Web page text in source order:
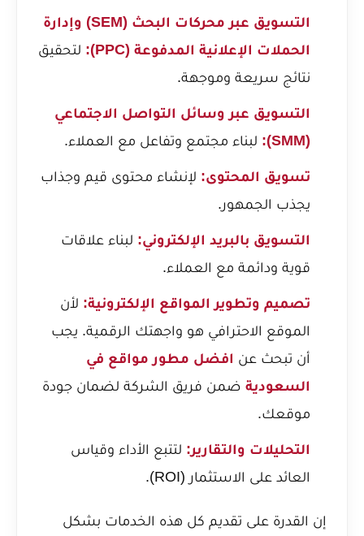
التسويق عبر محركات البحث (SEM) وإدارة
الحملات الإعلانية المدفوعة (PPC):
لتحقيق
نتائج سريعة وموجهة.
التسويق عبر وسائل التواصل الاجتماعي
(SMM):
لبناء مجتمع وتفاعل مع العملاء.
تسويق المحتوى: لإنشاء محتوى قيم وجذاب
يجذب الجمهور.
التسويق بالبريد الإلكتروني: لبناء علاقات
قوية ودائمة مع العملاء.
تصميم وتطوير المواقع الإلكترونية: لأن
الموقع الاحترافي هو واجهتك الرقمية. يجب
أن تبحث عن افضل مطور مواقع في
السعودية ضمن فريق الشركة لضمان جودة
موقعك.
التحليلات والتقارير: لتتبع الأداء وقياس
العائد على الاستثمار (ROI).
إن القدرة على تقديم كل هذه الخدمات بشكل